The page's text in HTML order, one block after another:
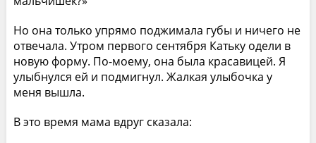
Но она только упрямо поджимала губы и ничего не
отвечала. Утром первого сентября Катьку одели в
новую форму. По-моему, она была красавицей. Я
улыбнулся ей и подмигнул. Жалкая улыбочка у
меня вышла.
В это время мама вдруг сказала: